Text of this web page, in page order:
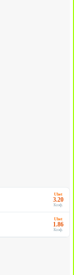
Ubet
3.20
Коэф.
Ubet
1.86
Коэф.